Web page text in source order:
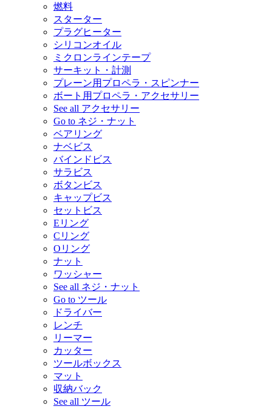
燃料
スターター
プラグヒーター
シリコンオイル
ミクロンラインテープ
サーキット・計測
プレーン用プロペラ・スピンナー
ボート用プロペラ・アクセサリー
See all アクセサリー
Go to ネジ・ナット
ベアリング
ナベビス
バインドビス
サラビス
ボタンビス
キャップビス
セットビス
Eリング
Cリング
Oリング
ナット
ワッシャー
See all ネジ・ナット
Go to ツール
ドライバー
レンチ
リーマー
カッター
ツールボックス
マット
収納バック
See all ツール